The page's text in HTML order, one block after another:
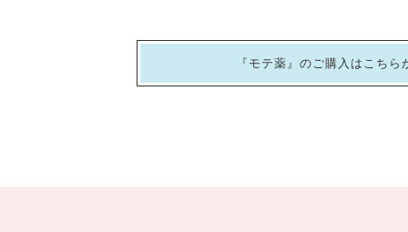
『モテ薬』のご購入はこちら